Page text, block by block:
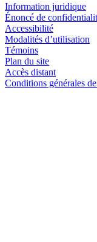
Information juridique
Énoncé de
Accessibilité
Modalités d’utilisation
Témoins
Plan du site
Accès distant
Conditions générales